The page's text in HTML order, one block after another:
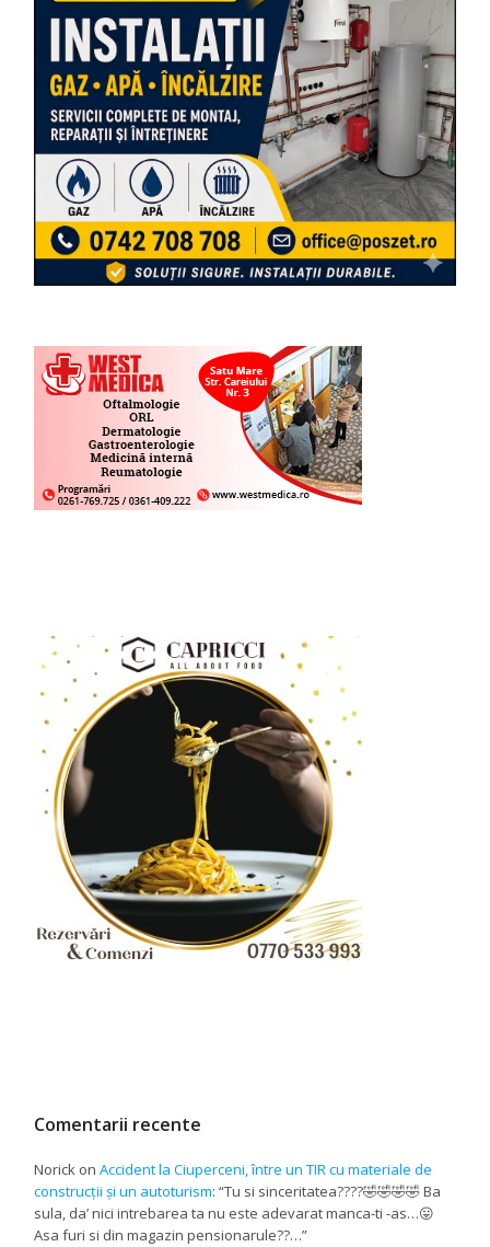
Comentarii recente
Norick onAccident la Ciuperceni, între un TIR cu materiale de
construcții și un autoturism: “Tu si sinceritatea????🤣🤣🤣🤣 Ba
sula, da’ nici intrebarea ta nu este adevarat manca-ti -as…😛
Asa furi si din magazin pensionarule??…”